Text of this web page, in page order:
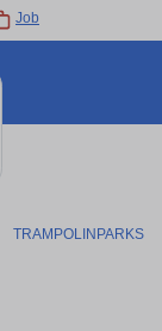
Job
TRAMPOLINPARKS